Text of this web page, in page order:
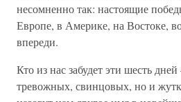
несомненно так: настоящие
Европе, в Америке, на Востоке,
впереди.
Кто из нас забудет эти шесть
тревожных, свинцовых, но и